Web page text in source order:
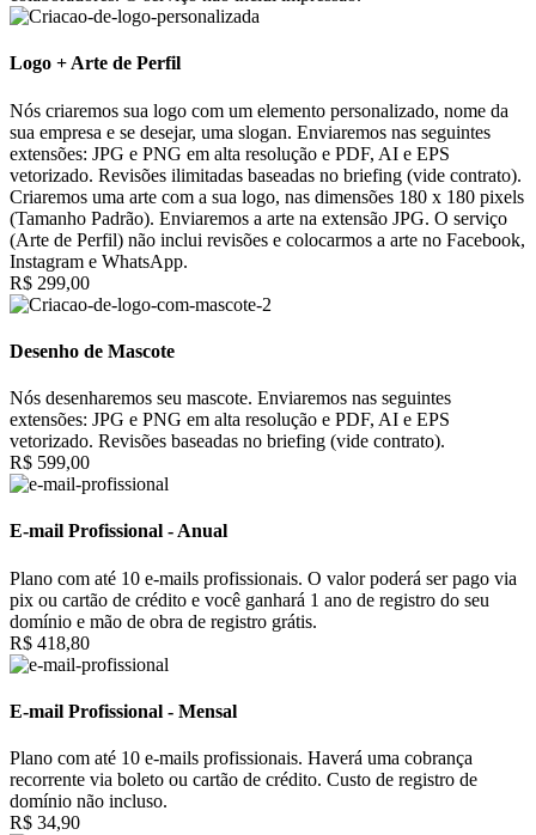
Logo + Arte de Perfil
Nós criaremos sua logo com um elemento personalizado, nome da
sua empresa e se desejar, uma slogan. Enviaremos nas seguintes
extensões: JPG e PNG em alta resolução e PDF, AI e EPS
vetorizado. Revisões ilimitadas baseadas no briefing (vide contrato).
Criaremos uma arte com a sua logo, nas dimensões 180 x 180 pixels
(Tamanho Padrão). Enviaremos a arte na extensão JPG. O serviço
(Arte de Perfil) não inclui revisões e colocarmos a arte no Facebook,
Instagram e WhatsApp.
R$ 299,00
Desenho de Mascote
Nós desenharemos seu mascote. Enviaremos nas seguintes
extensões: JPG e PNG em alta resolução e PDF, AI e EPS
vetorizado. Revisões baseadas no briefing (vide contrato).
R$ 599,00
E-mail Profissional - Anual
Plano com até 10 e-mails profissionais. O valor poderá ser pago via
pix ou cartão de crédito e você ganhará 1 ano de registro do seu
domínio e mão de obra de registro grátis.
R$ 418,80
E-mail Profissional - Mensal
Plano com até 10 e-mails profissionais. Haverá uma cobrança
recorrente via boleto ou cartão de crédito. Custo de registro de
domínio não incluso.
R$ 34,90